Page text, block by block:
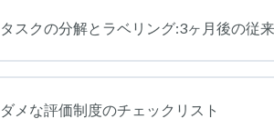
タスクの分解とラベリング:3ヶ月後の従
ダメな評価制度のチェックリスト